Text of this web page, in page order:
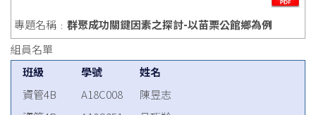
專題名稱﹕ 群聚成功關鍵因素之探討-以苗栗公館鄉為例
組員名單
班級
學號
姓名
資管4B
A18C008
陳昱志